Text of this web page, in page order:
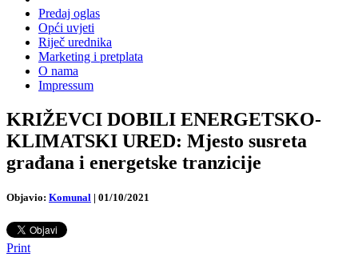
Predaj oglas
Opći uvjeti
Riječ urednika
Marketing i pretplata
O nama
Impressum
KRIŽEVCI DOBILI ENERGETSKO-
KLIMATSKI URED: Mjesto susreta
građana i energetske tranzicije
Objavio: Komunal | 01/10/2021
Print